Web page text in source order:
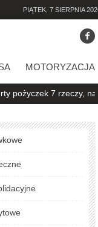
PIĄTEK, 7 SIERPNIA
MOTORYZACJA
7 rzeczy, na które